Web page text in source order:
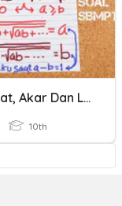
Pangkat, Akar Dan Logaritma
10th